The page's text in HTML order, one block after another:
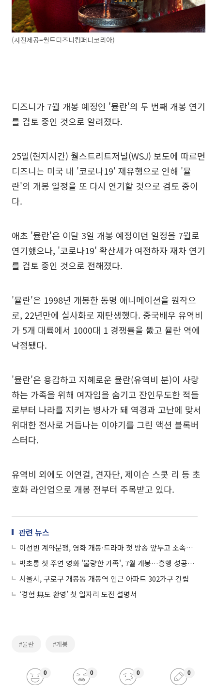
(사진제공=월트디즈니컴퍼니코리아)
디즈니가 7월 개봉 예정인 '뮬란'의 두 번째 개봉 연기
를 검토 중인 것으로 알려졌다.
25일(현지시간) 월스트리트저널(WSJ) 보도에 따르면
디즈니는 미국 내 '코로나19' 재유행으로 인해 '뮬
란'의 개봉 일정을 또 다시 연기할 것으로 검토 중이
다.
애초 '뮬란'은 이달 3일 개봉 예정이던 일정을 7월로
연기했으나, '코로나19' 확산세가 여전하자 재차 연기
를 검토 중인 것으로 전해졌다.
'뮬란'은 1998년 개봉한 동명 애니메이션을 원작으
로, 22년만에 실사화로 재탄생했다. 중국배우 유역비
가 5개 대륙에서 1000대 1 경쟁률을 뚫고 뮬란 역에
낙점됐다.
'뮬란'은 용감하고 지혜로운 뮬란(유역비 분)이 사랑
하는 가족을 위해 여자임을 숨기고 잔인무도한 적들
로부터 나라를 지키는 병사가 돼 역경과 고난에 맞서
위대한 전사로 거듭나는 이야기를 그린 액션 블록버
스터다.
유역비 외에도 이연걸, 견자단, 제이슨 스콧 리 등 초
호화 라인업으로 개봉 전부터 주목받고 있다.
관련 뉴스
이선빈 계약분쟁, 영화 개봉·드라마 첫 방송 앞두고 소속사와 '갈등'
박초롱 첫 주연 영화 '불량한 가족', 7월 개봉…흥행 성공할까?
서울시, 구로구 개봉동 개봉역 인근 아파트 302가구 건립
‘경험 無도 환영’ 첫 일자리 도전 설명서
#뮬란 #개봉
0 0 0 0